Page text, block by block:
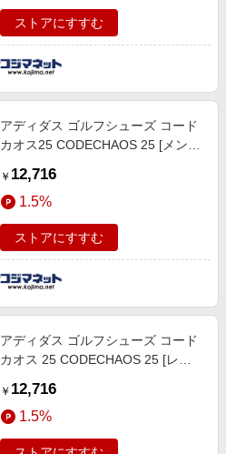
ストアにすすむ
アディダス ゴルフシューズ コード
カオス25 CODECHAOS 25 [メン
ーファイブ×ルシッドレッド
￥ 12,716
1.5%
ストアにすすむ
アディダス ゴルフシューズ コード
カオス 25 CODECHAOS 25 [レデ
ワンダーシルバー×パウダーイエロ
ー
￥ 12,716
1.5%